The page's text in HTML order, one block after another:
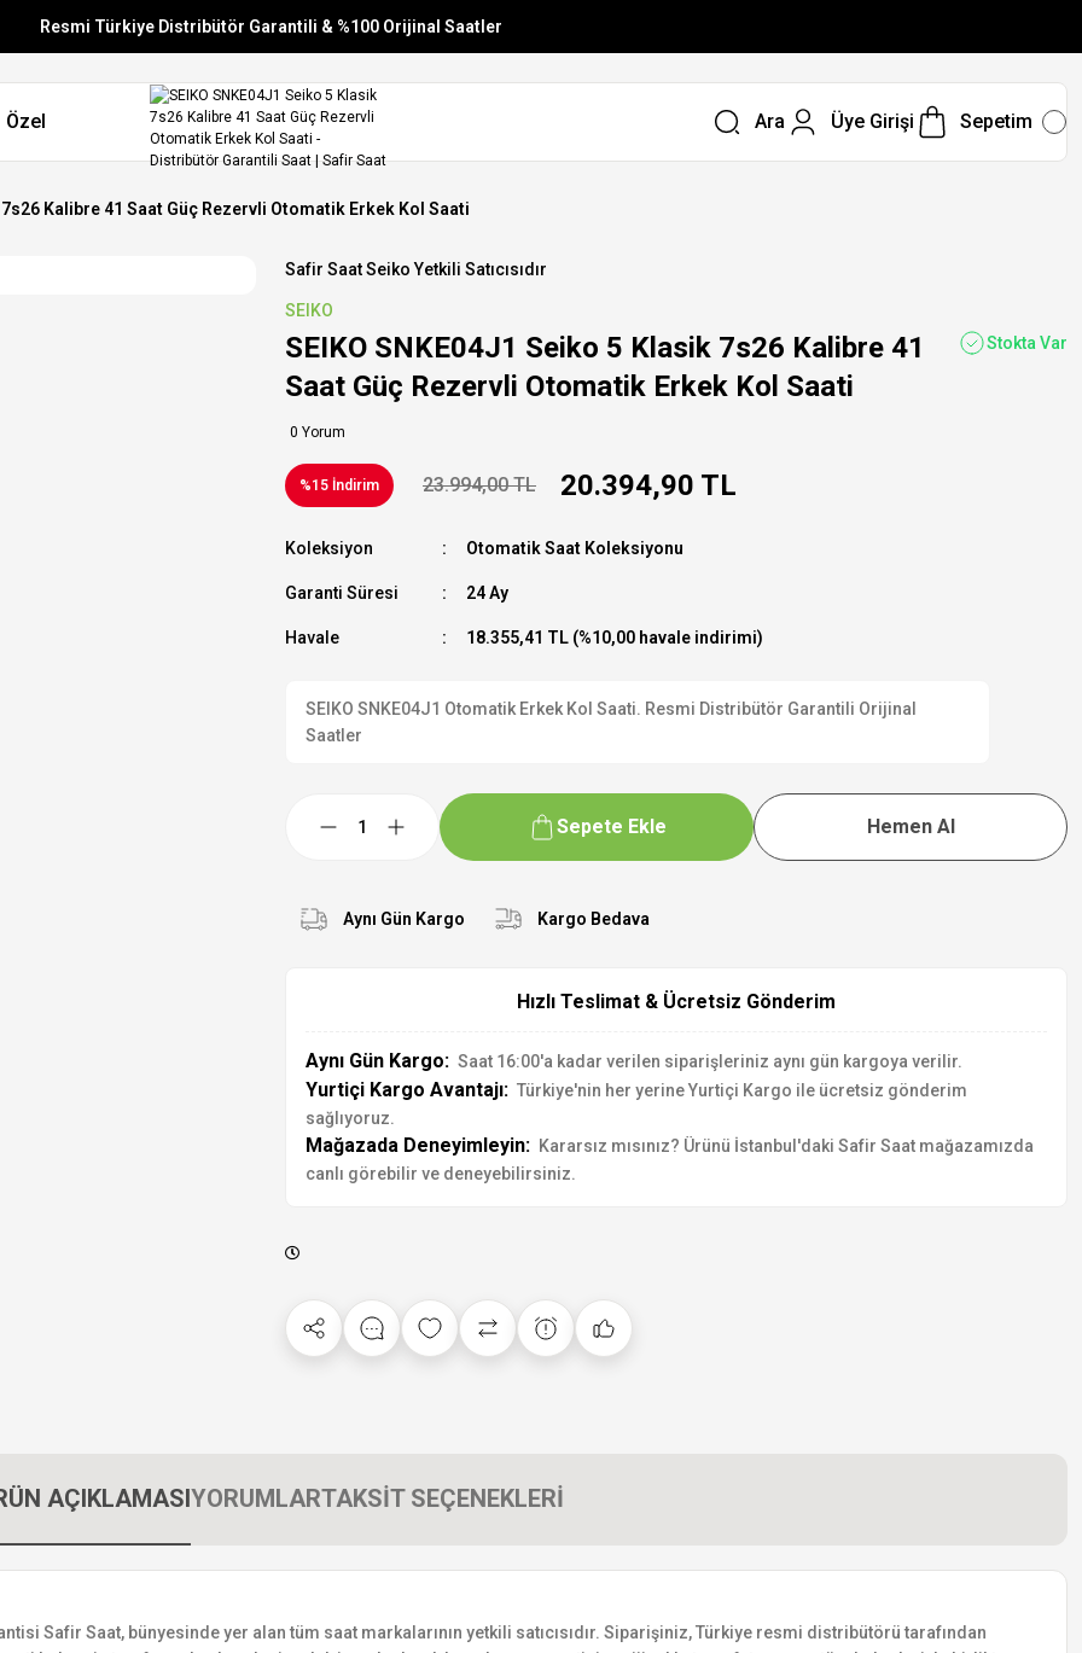
Resmi Türkiye Distribütör Garantili & %100 Orijinal Saatler
Vade Farksız 6 Taksit
Aynı Gün Stoktan Gönderim
Özel Ara Üye Girişi Sepetim
Kalibre 41 Saat Güç Rezervli Otomatik Erkek Kol Saati
Safir Saat Seiko Yetkili Satıcısıdır
SEIKO
SEIKO SNKE04J1 Seiko 5 Klasik 7s26 Kalibre 41
Saat Güç Rezervli Otomatik Erkek Kol Saati
0 Yorum
Stokta Var
%15 İndirim 23.994,00 TL 20.394,90 TL
Koleksiyon Otomatik Saat Koleksiyonu
Garanti Süresi 24 Ay
Havale 18.355,41 TL (%10,00 havale indirimi)
SEIKO SNKE04J1 Otomatik Erkek Kol Saati. Resmi Distribütör Garantili Orijinal
Saatler
Sepete Ekle Hemen Al
Aynı Gün Kargo Kargo Bedava
Hızlı Teslimat & Ücretsiz Gönderim
Aynı Gün Kargo: Saat 16:00'a kadar verilen siparişleriniz aynı gün kargoya verilir.
Yurtiçi Kargo Avantajı: Türkiye'nin her yerine Yurtiçi Kargo ile ücretsiz gönderim
sağlıyoruz.
Mağazada Deneyimleyin: Kararsız mısınız? Ürünü İstanbul'daki Safir Saat mağazamızda
canlı görebilir ve deneyebilirsiniz.
AÇIKLAMASIYORUMLARTAKSİT SEÇENEKLERİ
Safir Saat, bünyesinde yer alan tüm saat markalarının yetkili satıcısıdır. Siparişiniz, Türkiye resmi distribütörü tarafından